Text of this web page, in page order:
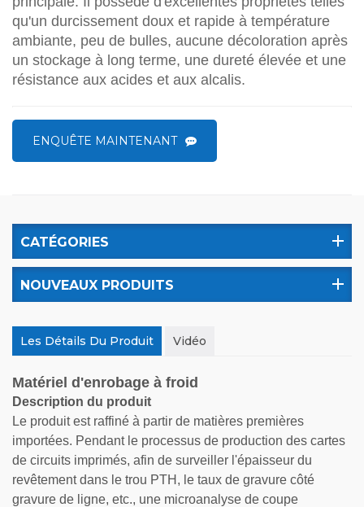
qu'un durcissement doux et rapide à température
ambiante, peu de bulles, aucune décoloration après
un stockage à long terme, une dureté élevée et une
résistance aux acides et aux alcalis.
ENQUÊTE MAINTENANT
CATÉGORIES
NOUVEAUX PRODUITS
Les Détails Du Produit Vidéo
Matériel d'enrobage à froid
Description du produit
Le produit est raffiné à partir de matières premières
importées. Pendant le processus de production des cartes
de circuits imprimés, afin de surveiller l'épaisseur du
revêtement dans le trou PTH, le taux de gravure côté
gravure de ligne, etc., une microanalyse de coupe